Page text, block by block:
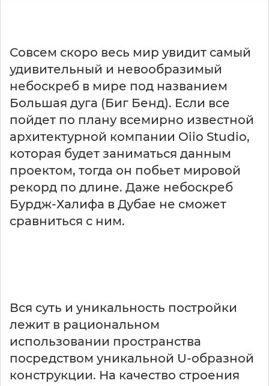
Совсем скоро весь мир увидит самый
удивительный и невообразимый
небоскреб в мире под названием
Большая дуга (Биг Бенд). Если все
пойдет по плану всемирно известной
архитектурной компании Oiio Studio,
которая будет заниматься данным
проектом, тогда он побьет мировой
рекорд по длине. Даже небоскреб
Бурдж-Халифа в Дубае не сможет
сравниться с ним.
Вся суть и уникальность постройки
лежит в рациональном
использовании пространства
посредством уникальной U-образной
конструкции. На качество строения